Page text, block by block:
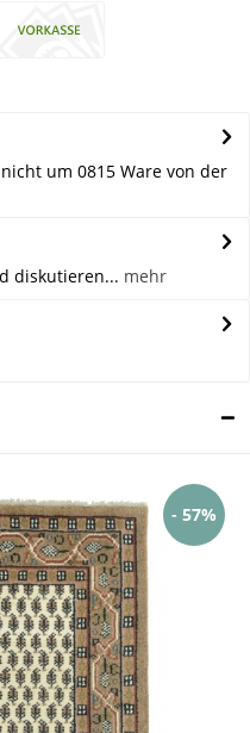
um 0815 Ware von der
diskutieren... mehr
- 57%